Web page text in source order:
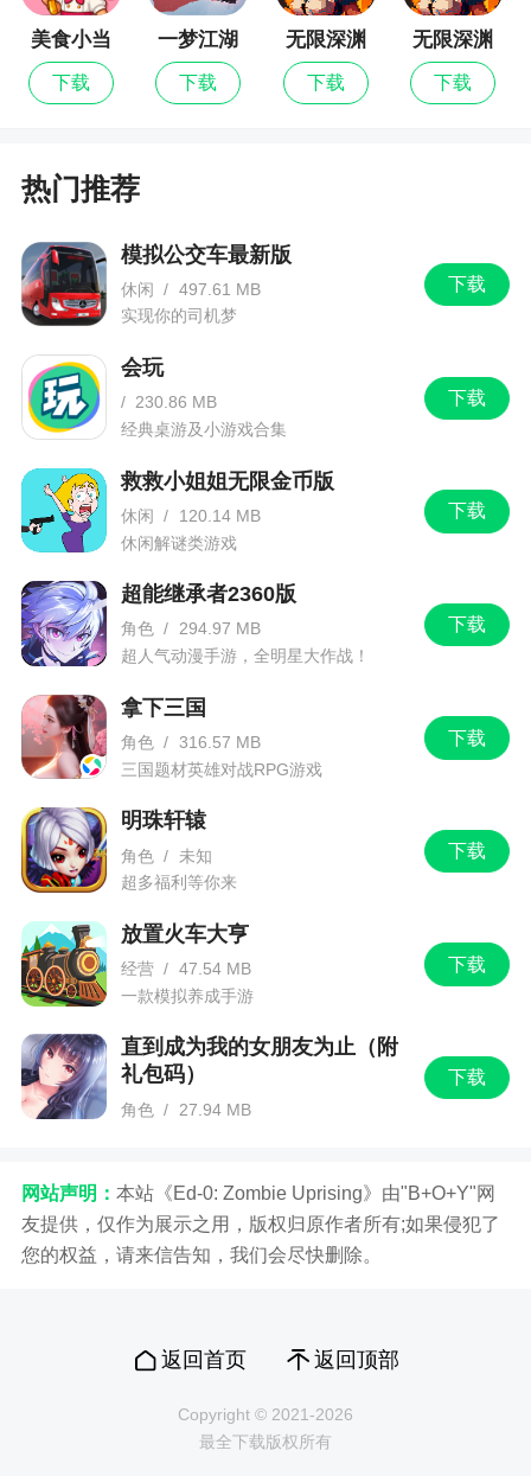
1、超高自由度地图，砍树砸矿打猎采集，逼真
模拟末世氛围！更有酷炫装甲车，武装直升机等你
来体验
以帮助你发挥得更好
了重建。机场已经扩大到以前的五倍，机库、废弃
的飞机、信号塔和航空塔都已到位。岛屿东部腹地
的核电站也被挖掘出了四个地下管道入口，错综复
的据点将给玩家带来全新的体验，管道中的僵尸追
逐战和露天机场的突击战即将上演
新，王牌战争文明重启的游戏进程将再次向前跨
步，X实验室背后的惊天隐秘将再露端倪!焕然一新
的海岛上，挑战将愈加丰富，不死军团已遍布海陆
空!玩家的实力也更为强悍，PVP拆家的战斗将更加
刺激!创世已至，重生来袭，你准备好挑战了吗
小编评价
1、在这款在线生存游戏中，玩家可以体验到最
这里生存。游戏中有着无数的危险潜伏在你的身
后，各种残暴的僵尸随时可能躺在你身上，你将瞬
间被撕成碎片。这个末世的世界当然不是只有你一
个人存在，很多幸存者都在各个地方，你需要收集
他们去，毕竟人多力量大
2、狂拽霸气叼炸天：我严肃的告诉你们三一。
你们要是只为了做皮肤挣钱。而不去治理外挂那么
你们就会和宝开公司一样。现在外挂泛滥你们却去
做皮肤。良心何在？希望你们重视。为什么王者荣
爆满。现在呢。
3、帮助大家选择自己的避难所，同时收集各类
4、China No.1”太帅了！虽然现在“吃鸡”类游戏
主研发并发行的游戏想必定能给我们带来全新的体
美食小当
家
下载
一梦江湖
下载
无限深渊
下载
无限深渊
最新版
下载
热门推荐
下载
模拟公交车最新版
休闲 / 497.61 MB
实现你的司机梦
下载
会玩
/ 230.86 MB
经典桌游及小游戏合集
下载
救救小姐姐无限金币版
休闲 /
120.14 MB
休闲解谜类游戏
下载
超能继承者2360版
角色 / 294.97 MB
超人气动漫手游，全明星大作战！
下载
拿下三国
角色 / 316.57 MB
三国题材英雄对战RPG游戏
下载
明珠轩辕
角色 /
未知
超多福利等你来
下载
放置火车大亨
经营 / 47.54 MB
一款模拟养成手游
下载
直到成为我的女朋友为止（附
礼包码）
角色 /
27.94 MB
网站声明： 本站《Ed-0: Zombie Uprising》由"B+O+Y"网
友提供，仅作为展示之用，版权归原作者所有;如果侵犯了
您的权益，请来信告知，我们会尽快删除。
返回首页 返回顶部
Copyright © 2021-2026
最全下载版权所有